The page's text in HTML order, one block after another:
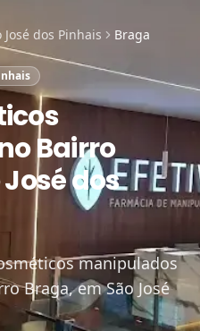
José dos Pinhais Braga
Bairro
dos
manipulados
Braga, em São José